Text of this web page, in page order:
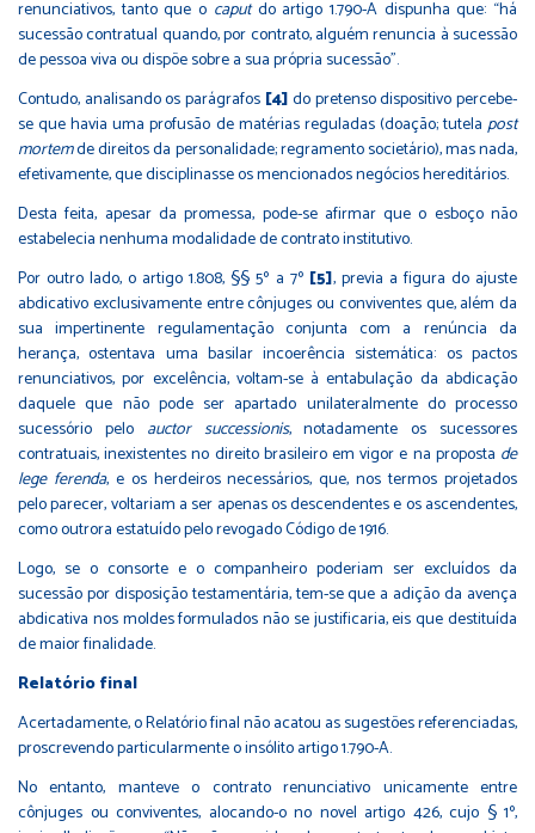
renunciativos, tanto que o caputdo artigo 1.790-A dispunha que: “há
sucessão contratual quando, por contrato, alguém renuncia à sucessão
de pessoa viva ou dispõe sobre a sua própria sucessão”.
Contudo, analisando os parágrafos [4]do pretenso dispositivo percebe-
se que havia uma profusão de matérias reguladas (doação; tutela post
mortemde direitos da personalidade; regramento societário), mas nada,
efetivamente, que disciplinasse os mencionados negócios hereditários.
Desta feita, apesar da promessa, pode-se afirmar que o esboço não
estabelecia nenhuma modalidade de contrato institutivo.
Por outro lado, o artigo 1.808, §§ 5º a 7º [5], previa a figura do ajuste
abdicativo exclusivamente entre cônjuges ou conviventes que, além da
sua impertinente regulamentação conjunta com a renúncia da
herança, ostentava uma basilar incoerência sistemática: os pactos
renunciativos, por excelência, voltam-se à entabulação da abdicação
daquele que não pode ser apartado unilateralmente do processo
sucessório pelo auctor successionis, notadamente os sucessores
contratuais, inexistentes no direito brasileiro em vigor e na proposta de
lege ferenda, e os herdeiros necessários, que, nos termos projetados
pelo parecer, voltariam a ser apenas os descendentes e os ascendentes,
como outrora estatuído pelo revogado Código de 1916.
Logo, se o consorte e o companheiro poderiam ser excluídos da
sucessão por disposição testamentária, tem-se que a adição da avença
abdicativa nos moldes formulados não se justificaria, eis que destituída
de maior finalidade.
Relatório final
Acertadamente, o Relatório final não acatou as sugestões referenciadas,
proscrevendo particularmente o insólito artigo 1.790-A.
No entanto, manteve o contrato renunciativo unicamente entre
cônjuges ou conviventes, alocando-o no novel artigo 426, cujo § 1º,